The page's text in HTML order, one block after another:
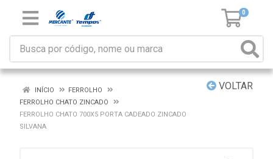
0
VOLTAR
INÍCIO
FERROLHO
FERROLHO CHATO ZINCADO
FERROLHO CHATO 700X5 PORTA CADEADO ZINCADO
SILVANA